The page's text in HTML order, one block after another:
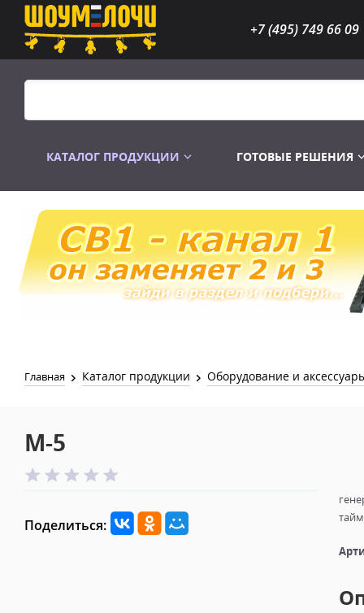
+7 (495) 749 66 09
КАТАЛОГ ПРОДУКЦИИ
Распродажа Лампы
ГОТОВЫЕ РЕШЕНИЯ
Главная Каталог продукции Оборудование и
M-5
Поделиться: